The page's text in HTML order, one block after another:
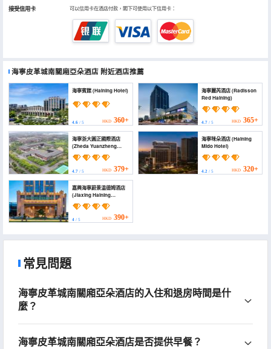
接受信用卡 可以信用卡在酒店付款，閣下可使用以下信用卡：
海寧皮革城南關廂亞朵酒店 附近酒店推薦
海寧賓館 (Haining Hotel)
4.6 / 5 HKD 360+
海寧麗芮酒店 (Radisson
Red Haining)
4.7/ 5 HKD 365+
海寧浙大圓正國際酒店
(Zheda Yuanzheng
International Hotel)
4.7 / 5 HKD 379+
海寧咪朵酒店 (Haining
Mido Hotel)
4.2/ 5 HKD 320+
嘉興海寧蔚景温德姆酒店
(Jiaxing Haining
Weijing Wyndham
Hotel)
4 / 5 HKD 390+
常見問題
海寧皮革城南關廂亞朵酒店的入住和退房時間是什
麼？
海寧皮革城南關廂亞朵酒店是否提供早餐？